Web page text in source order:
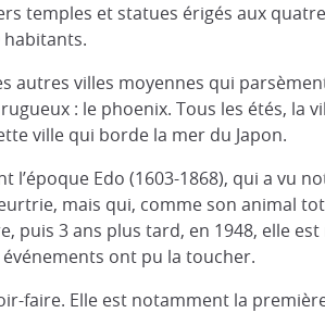
temples et statues érigés aux
habitants.
autres villes moyennes qui
: le phoenix. Tous les étés, la
ville qui borde la mer du Japon.
l’époque Edo (1603-1868), qui a vu
mais qui, comme son animal
3 ans plus tard, en 1948, elle
ont pu la toucher.
faire. Elle est notamment la